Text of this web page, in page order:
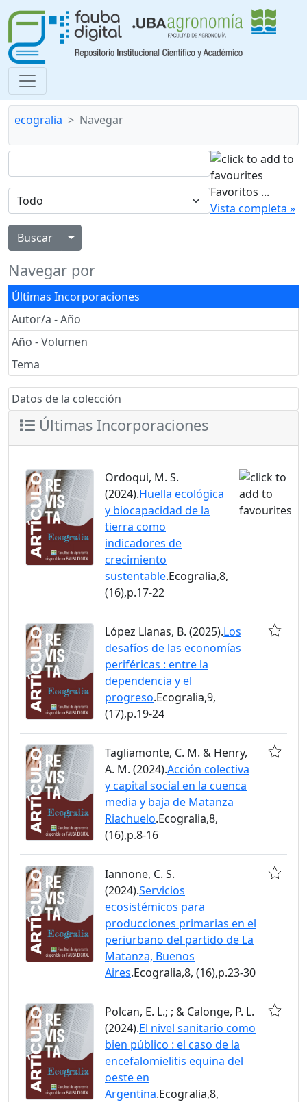
ecogralia Navegar
Alternar menú desplegable
Favoritos ...
Vista completa »
Navegar por
Últimas Incorporaciones
Autor/a - Año
Año - Volumen
Tema
Datos de la colección
Últimas Incorporaciones
Ordoqui, M. S.
(2024).Huella ecológica
y biocapacidad de la
tierra como
indicadores de
crecimiento
sustentable.Ecogralia,8,
(16),p.17-22
López Llanas, B. (2025).Los
desafíos de las economías
periféricas : entre la
dependencia y el
progreso.Ecogralia,9,
(17),p.19-24
Tagliamonte, C. M. & Henry,
A. M. (2024).Acción colectiva
y capital social en la cuenca
media y baja de Matanza
Riachuelo.Ecogralia,8,
(16),p.8-16
Iannone, C. S.
(2024).Servicios
ecosistémicos para
producciones primarias en el
periurbano del partido de La
Matanza, Buenos
Aires.Ecogralia,8, (16),p.23-30
Polcan, E. L.; ; & Calonge, P. L.
(2024).El nivel sanitario como
bien público : el caso de la
encefalomielitis equina del
oeste en
Argentina.Ecogralia,8,